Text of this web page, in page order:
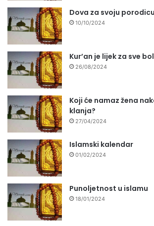
Dova za svoju porodicu
10/10/2024
Kur’an je lijek za sve
26/08/2024
Koji će namaz žena
klanja?
27/04/2024
Islamski kalendar
01/02/2024
Punoljetnost u islamu
18/01/2024